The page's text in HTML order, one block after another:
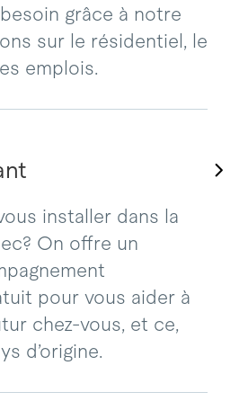
grâce à notre
sur le résidentiel, le
emplois.
installer dans la
On offre un
pour vous aider à
chez-vous, et ce,
d’origine.